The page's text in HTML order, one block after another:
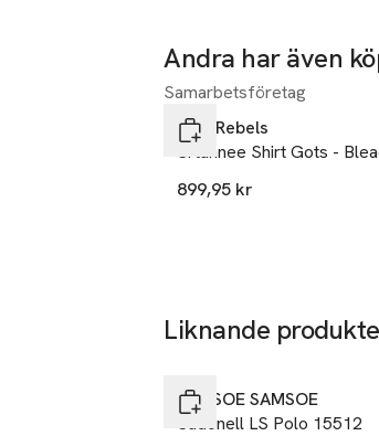
Andra har även
Hoppa över bildspelet
Samarbetsföretag
Soft Rebels
Srtahnee Shirt Gots -
899,95 kr
Liknande
SAMSOE SAMSOE
Sadonell LS Polo 15512